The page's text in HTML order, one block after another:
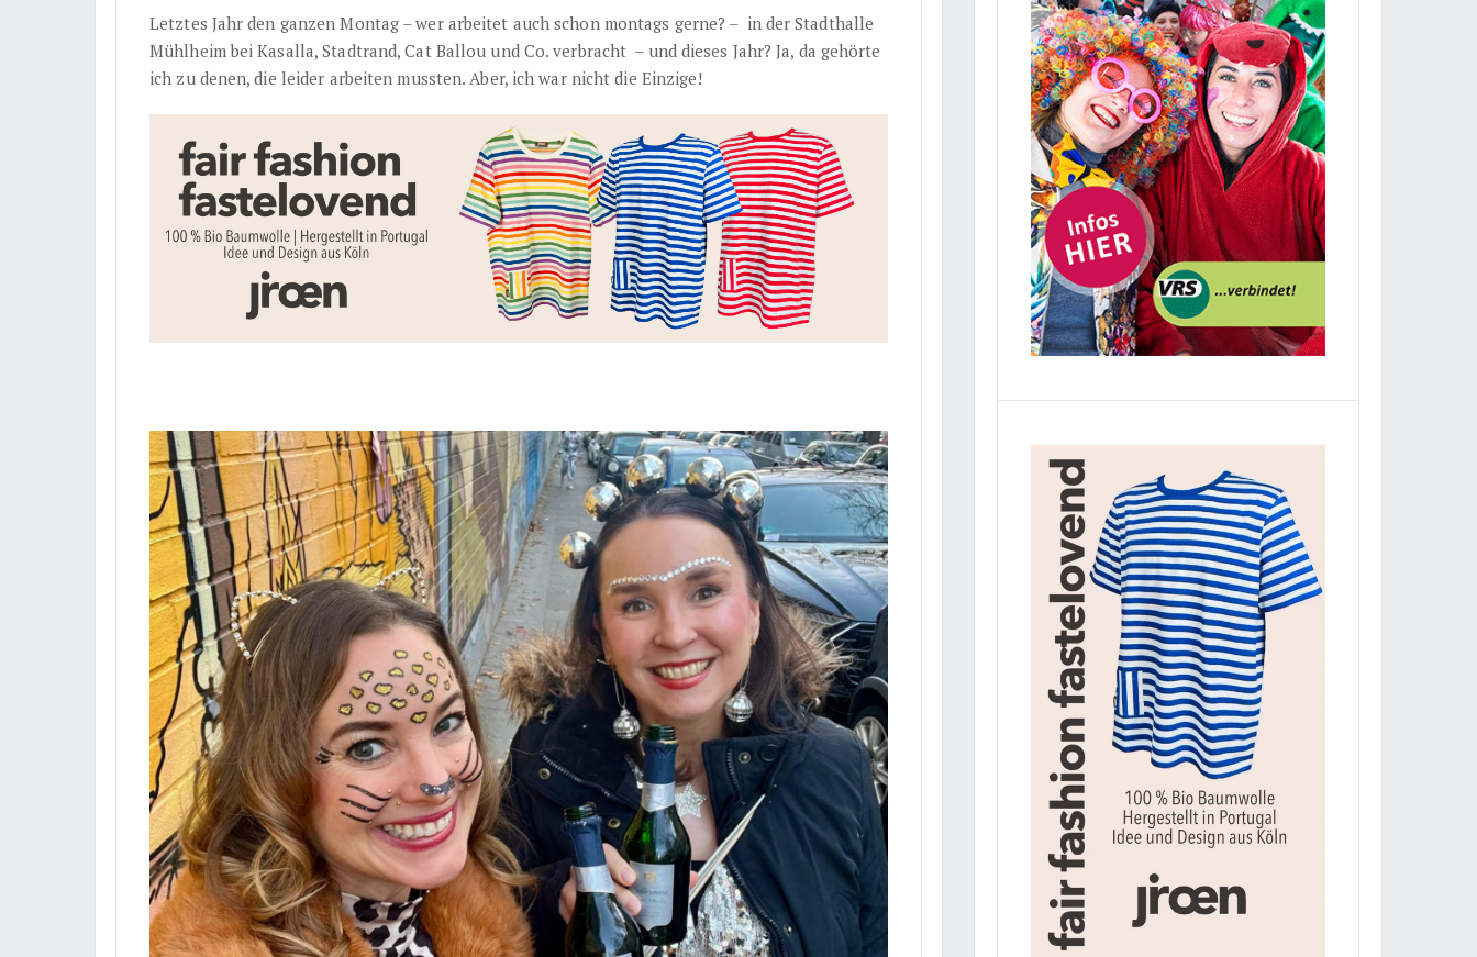
Letztes Jahr den ganzen Montag – wer arbeitet auch schon montags gerne? – in der Stadthalle
Mühlheim bei Kasalla, Stadtrand, Cat Ballou und Co. verbracht – und dieses Jahr? Ja, da gehörte
ich zu denen, die leider arbeiten mussten. Aber, ich war nicht die Einzige!